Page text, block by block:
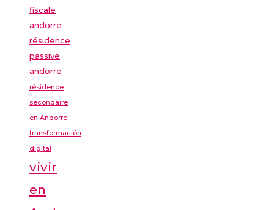
fiscale
andorre
résidence
passive
andorre
résidence
secondaire
en Andorre
transformación
digital
vivir
en